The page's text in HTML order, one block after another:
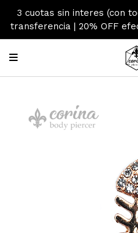
3 cuotas sin interes (con
transferencia | 20% OFF